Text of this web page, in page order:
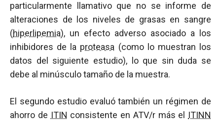
particularmente llamativo que no se informe de
alteraciones de los niveles de grasas en sangre
(hiperlipemia), un efecto adverso asociado a los
inhibidores de la proteasa (como lo muestran los
datos del siguiente estudio), lo que sin duda se
debe al minúsculo tamaño de la muestra.
El segundo estudio evaluó también un régimen de
ahorro de ITIN consistente en ATV/r más el ITINN